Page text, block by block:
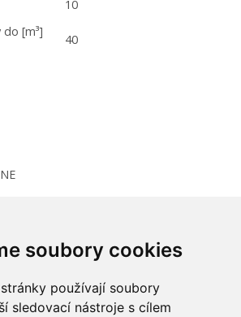
soubory cookies
používají soubory
sledovací nástroje s cílem
10
[m³]
40
NE
Elektrolýza